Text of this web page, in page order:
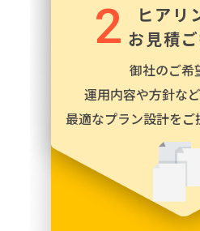
2
ヒアリ
お見積
御社のご希
運用内容や方針な
最適なプラン設計をご